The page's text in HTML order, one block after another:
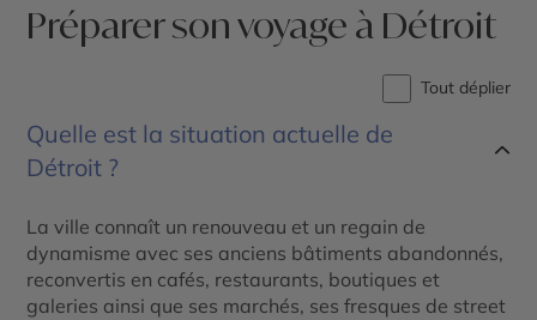
Préparer son voyage à Détroit
Tout déplier
Quelle est la situation actuelle de
Détroit ?
La ville connaît un renouveau et un regain de
dynamisme avec ses anciens bâtiments abandonnés,
reconvertis en cafés, restaurants, boutiques et
galeries ainsi que ses marchés, ses fresques de street